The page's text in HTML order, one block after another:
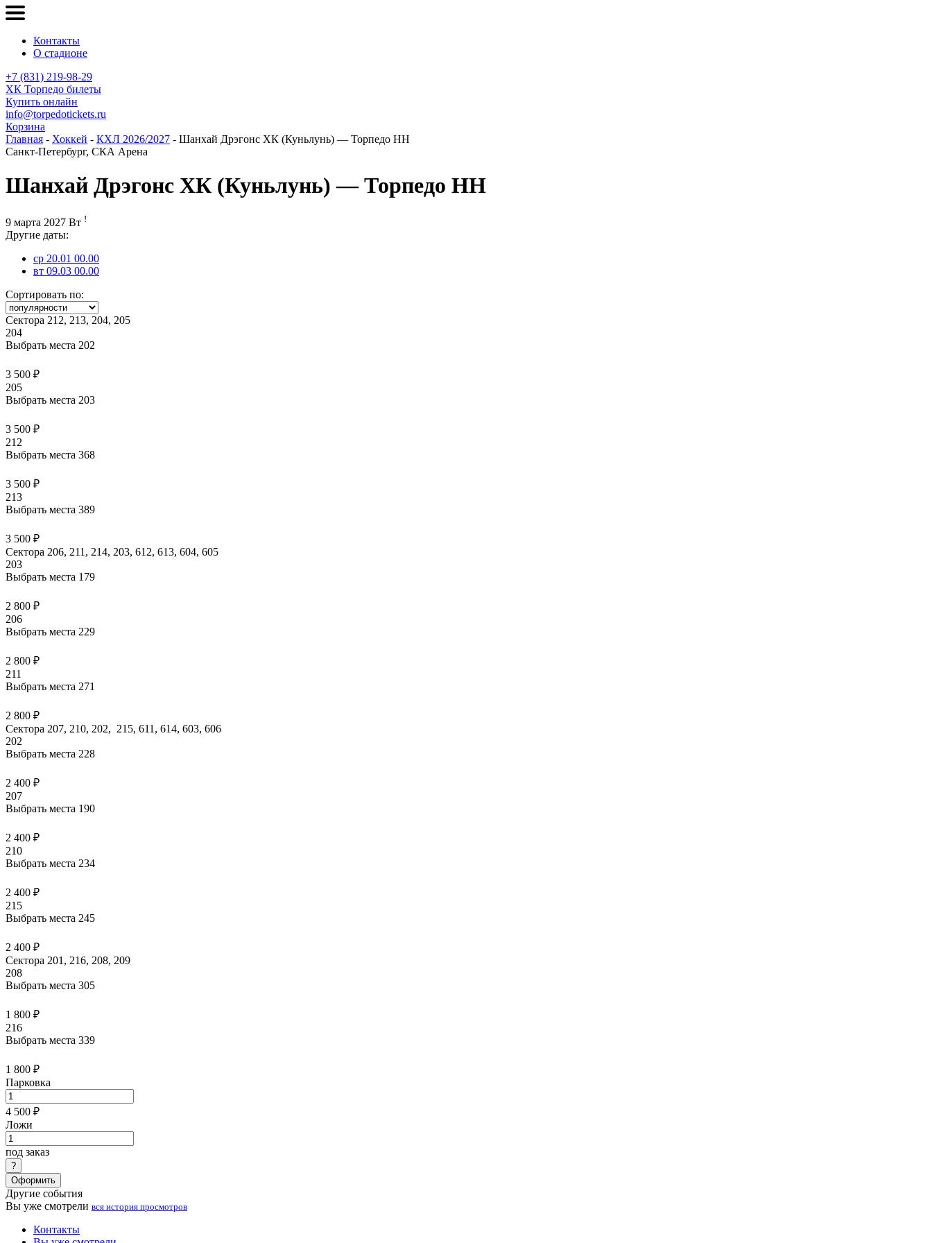
Контакты
О стадионе
+7 (831) 219-98-29
ХК Торпедо билеты
Купить онлайн
info@torpedotickets.ru
Корзина
Главная - Хоккей - КХЛ 2026/2027 - Шанхай Дрэгонс ХК (Куньлунь) — Торпедо НН
Санкт-Петербург, СКА Арена
Шанхай Дрэгонс ХК (Куньлунь) — Торпедо НН
9 марта 2027 Вт !
Другие даты:
ср 20.01 00.00
вт 09.03 00.00
Сортировать по:
Сектора 212, 213, 204, 205
204
Выбрать места 202
3 500 ₽
205
Выбрать места 203
3 500 ₽
212
Выбрать места 368
3 500 ₽
213
Выбрать места 389
3 500 ₽
Сектора 206, 211, 214, 203, 612, 613, 604, 605
203
Выбрать места 179
2 800 ₽
206
Выбрать места 229
2 800 ₽
211
Выбрать места 271
2 800 ₽
Сектора 207, 210, 202, 215, 611, 614, 603, 606
202
Выбрать места 228
2 400 ₽
207
Выбрать места 190
2 400 ₽
210
Выбрать места 234
2 400 ₽
215
Выбрать места 245
2 400 ₽
Сектора 201, 216, 208, 209
208
Выбрать места 305
1 800 ₽
216
Выбрать места 339
1 800 ₽
Парковка
4 500 ₽
Ложи
под заказ
Оформить
Другие события
Вы уже смотрели вся история просмотров
Контакты